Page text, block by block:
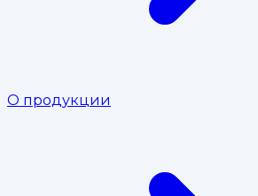
О продукции